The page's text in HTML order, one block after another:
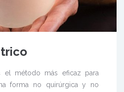
el método más eficaz para
forma no quirúrgica y no